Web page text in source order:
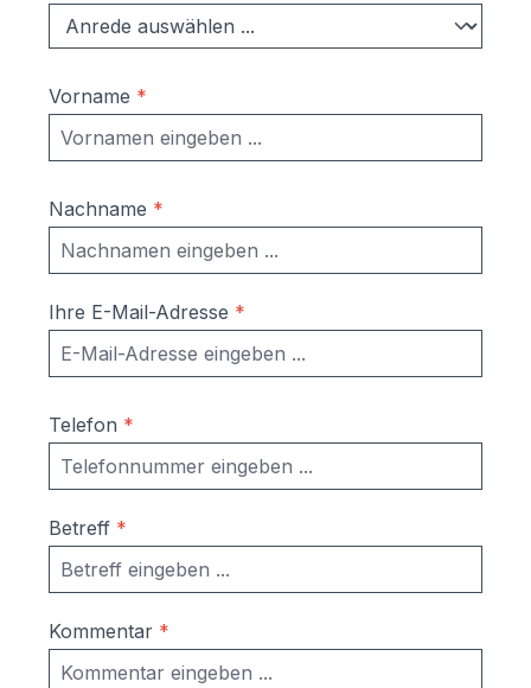
Vorname *
Nachname *
Ihre E-Mail-Adresse *
Telefon *
Betreff *
Kommentar *